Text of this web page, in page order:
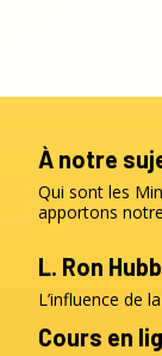
À notre
Qui sont les
apportons
L. Ron
L’influence de
Cours en